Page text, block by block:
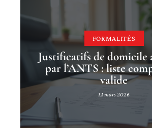
FORMALITÉS
Justificatifs de domicile
par l’ANTS : liste
valide
12 mars 2026